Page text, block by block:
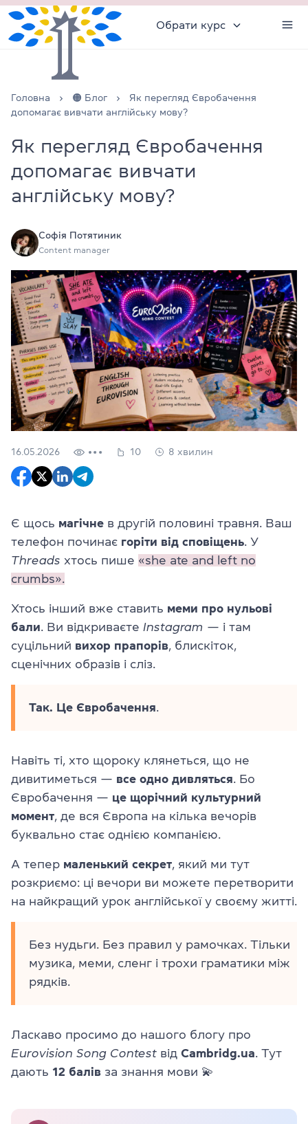
Обрати курс
Головна 🟠 Блог
Як перегляд Євробачення
допомагає вивчати англійську мову?
Як перегляд Євробачення
допомагає вивчати
англійську мову?
Софія Потятиник
Content manager
16.05.2026 10 8 хвилин
Є щось магічне в другій половині травня. Ваш
телефон починає горіти від сповіщень. У
Threads хтось пише «she ate and left no
crumbs».
Хтось інший вже ставить меми про нульові
бали. Ви відкриваєте Instagram — і там
суцільний вихор прапорів, блискіток,
сценічних образів і сліз.
Так. Це Євробачення.
Навіть ті, хто щороку клянеться, що не
дивитиметься — все одно дивляться. Бо
Євробачення — це щорічний культурний
момент, де вся Європа на кілька вечорів
буквально стає однією компанією.
А тепер маленький секрет, який ми тут
розкриємо: ці вечори ви можете перетворити
на найкращий урок англійської у своєму житті.
Без нудьги. Без правил у рамочках. Тільки
музика, меми, сленг і трохи граматики між
рядків.
Ласкаво просимо до нашого блогу про
Eurovision Song Contest від Cambridg.ua. Тут
дають 12 балів за знання мови 💫